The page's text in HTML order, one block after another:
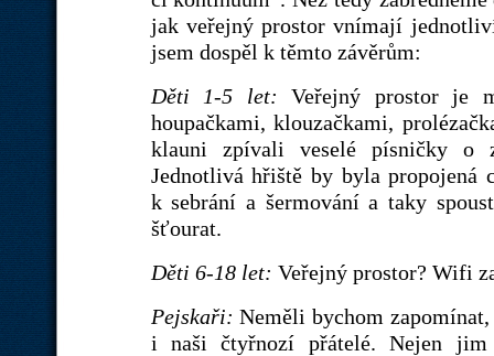
jak veřejný prostor vnímají
jsem dospěl k těmto závěrům:
Děti 1-5 let: Veřejný prostor je
houpačkami, klouzačkami,
klauni zpívali veselé písničky o
Jednotlivá hřiště by byla propojená
k sebrání a šermování a taky
šťourat.
Děti 6-18 let: Veřejný prostor? Wifi
Pejskaři: Neměli bychom
i naši čtyřnozí přátelé. Nejen jim